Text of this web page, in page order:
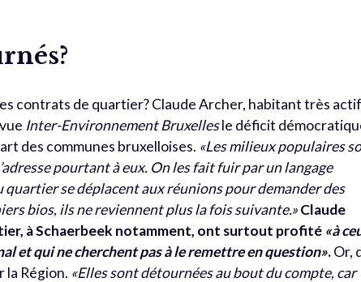
contrats de quartier? Claude Archer, habitant très actif
Inter-Environnement Bruxellesle déficit
des communes bruxelloises. «Les milieux populaires
pourtant à eux. On les fait fuir par un langage
se déplacent aux réunions pour demander des
bios, ils ne reviennent plus la fois suivante.»Claude
à Schaerbeek notamment, ont surtout profité «à
et qui ne cherchent pas à le remettre en question».Or,
la Région. «Elles sont détournées au bout du compte, car